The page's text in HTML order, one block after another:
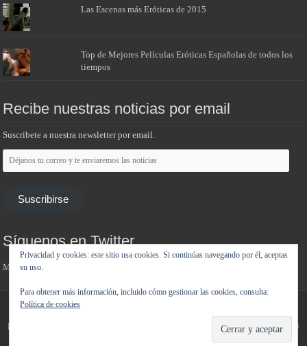
Las Escenas más Eróticas de 2015
Top de Mejores Películas Eróticas Españolas de todos los
tiempos
Recibe nuestras noticias por email
Suscribete a nuestra newsletter por email.
Déjanos
tu
Suscribirse
Síguenos en Twitter
Mis tuits
Noticias de cine y de series de televisión, críticas, tráilers, estrenos. Cineralia ©
Copyright 2007 - 2026, Todos los derechos reservados
Privacidad y cookies: este sitio usa cookies. Si continúas navegando por él, aceptas
su uso.
Para obtener más información, incluido cómo gestionar las cookies, consulta:
Política de cookies